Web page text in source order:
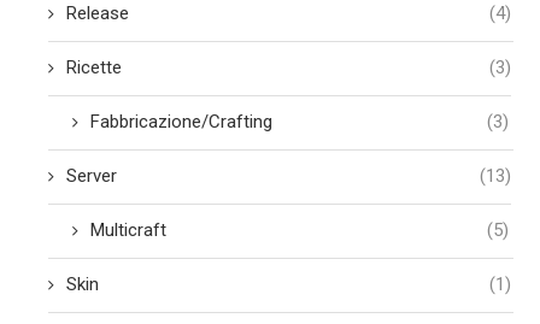
Release (4)
Ricette (3)
Fabbricazione/Crafting (3)
Server (13)
Multicraft (5)
Skin (1)